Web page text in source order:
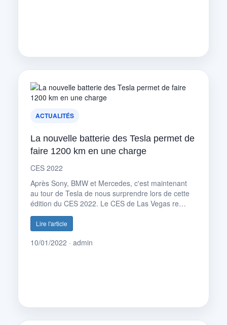
ACTUALITÉS
La nouvelle batterie des Tesla permet de
faire 1200 km en une charge
CES 2022
Après Sony, BMW et Mercedes, c'est maintenant
au tour de Tesla de nous surprendre lors de cette
édition du CES 2022. Le CES de Las Vegas re…
Lire l'article
10/01/2022 · admin